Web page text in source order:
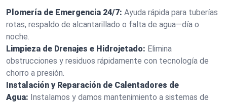
Plomería de Emergencia 24/7: Ayuda rápida para tuberías
rotas, respaldo de alcantarillado o falta de agua—día o
noche.
Limpieza de Drenajes e Hidrojetado: Elimina
obstrucciones y residuos rápidamente con tecnología de
chorro a presión.
Instalación y Reparación de Calentadores de
Agua: Instalamos y damos mantenimiento a sistemas de